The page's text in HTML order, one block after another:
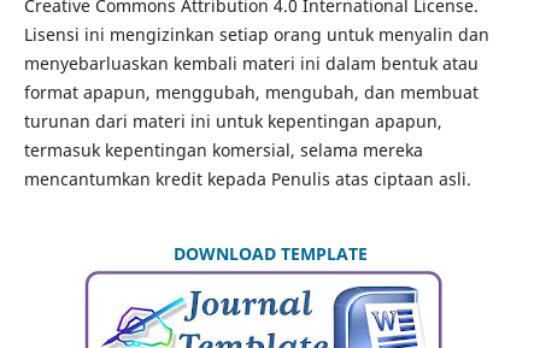
Creative Commons Attribution 4.0 International License.
Lisensi ini mengizinkan setiap orang untuk menyalin dan
menyebarluaskan kembali materi ini dalam bentuk atau
format apapun, menggubah, mengubah, dan membuat
turunan dari materi ini untuk kepentingan apapun,
termasuk kepentingan komersial, selama mereka
mencantumkan kredit kepada Penulis atas ciptaan asli.
DOWNLOAD TEMPLATE